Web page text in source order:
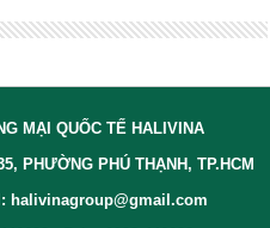
MẠI QUỐC TẾ HALIVINA
PHƯỜNG PHÚ THẠNH, TP.HCM
halivinagroup@gmail.com